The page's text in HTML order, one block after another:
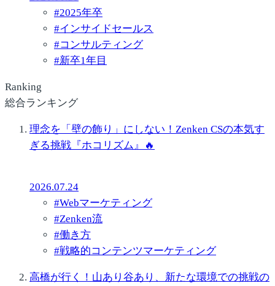
#2025年卒
#インサイドセールス
#コンサルティング
#新卒1年目
Ranking
総合ランキング
理念を「壁の飾り」にしない！Zenken CSの本気す
ぎる挑戦『ホコリズム』🔥
2026.07.24
#Webマーケティング
#Zenken流
#働き方
#戦略的コンテンツマーケティング
高橋が行く！山あり谷あり、新たな環境での挑戦の